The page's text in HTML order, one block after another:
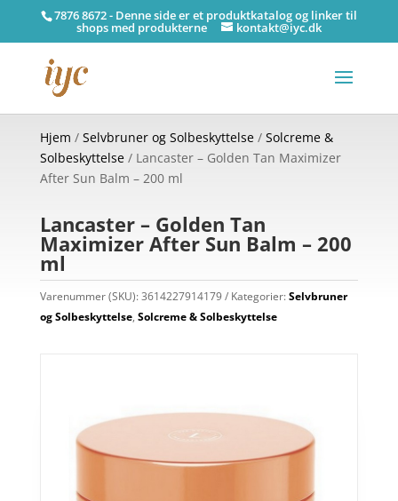
7876 8672 - Denne side er et produktkatalog og linker til
shops med produkterne kontakt@iyc.dk
Hjem / Selvbruner og Solbeskyttelse/ Solcreme &
Solbeskyttelse/ Lancaster – Golden Tan Maximizer
After Sun Balm – 200 ml
Lancaster – Golden Tan
Maximizer After Sun Balm – 200
ml
Varenummer (SKU):3614227914179 Kategorier:Selvbruner
og Solbeskyttelse, Solcreme & Solbeskyttelse